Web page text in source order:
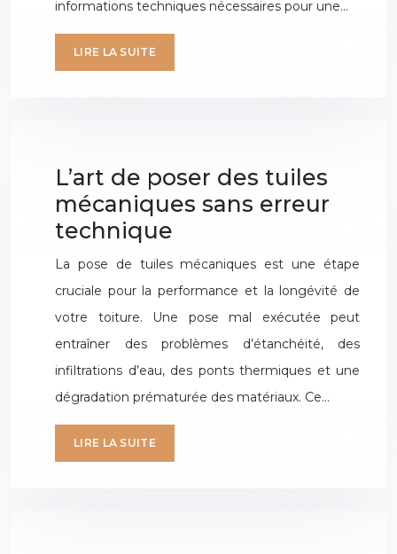
informations techniques nécessaires pour une…
LIRE LA SUITE
L’art de poser des tuiles
mécaniques sans erreur
technique
La pose de tuiles mécaniques est une étape
cruciale pour la performance et la longévité de
votre toiture. Une pose mal exécutée peut
entraîner des problèmes d’étanchéité, des
infiltrations d’eau, des ponts thermiques et une
dégradation prématurée des matériaux. Ce…
LIRE LA SUITE